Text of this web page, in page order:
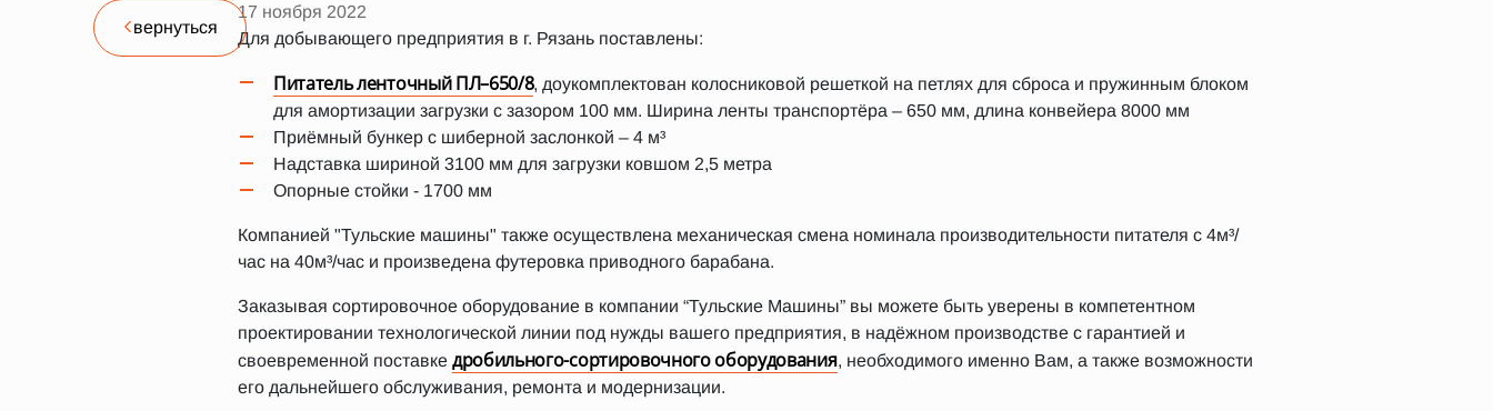
вернуться
17 ноября 2022
Для добывающего предприятия в г. Рязань поставлены:
Питатель ленточный ПЛ–650/8, доукомплектован колосниковой решеткой на петлях для сброса и пружинным блоком
для амортизации загрузки с зазором 100 мм. Ширина ленты транспортёра – 650 мм, длина конвейера 8000 мм
Приёмный бункер с шиберной заслонкой – 4 м³
Надставка шириной 3100 мм для загрузки ковшом 2,5 метра
Опорные стойки - 1700 мм
Компанией "Тульские машины" также осуществлена механическая смена номинала производительности питателя с 4м³/
час на 40м³/час и произведена футеровка приводного барабана.
Заказывая сортировочное оборудование в компании “Тульские Машины” вы можете быть уверены в компетентном
проектировании технологической линии под нужды вашего предприятия, в надёжном производстве с гарантией и
своевременной поставке дробильного-сортировочного оборудования, необходимого именно Вам, а также возможности
его дальнейшего обслуживания, ремонта и модернизации.